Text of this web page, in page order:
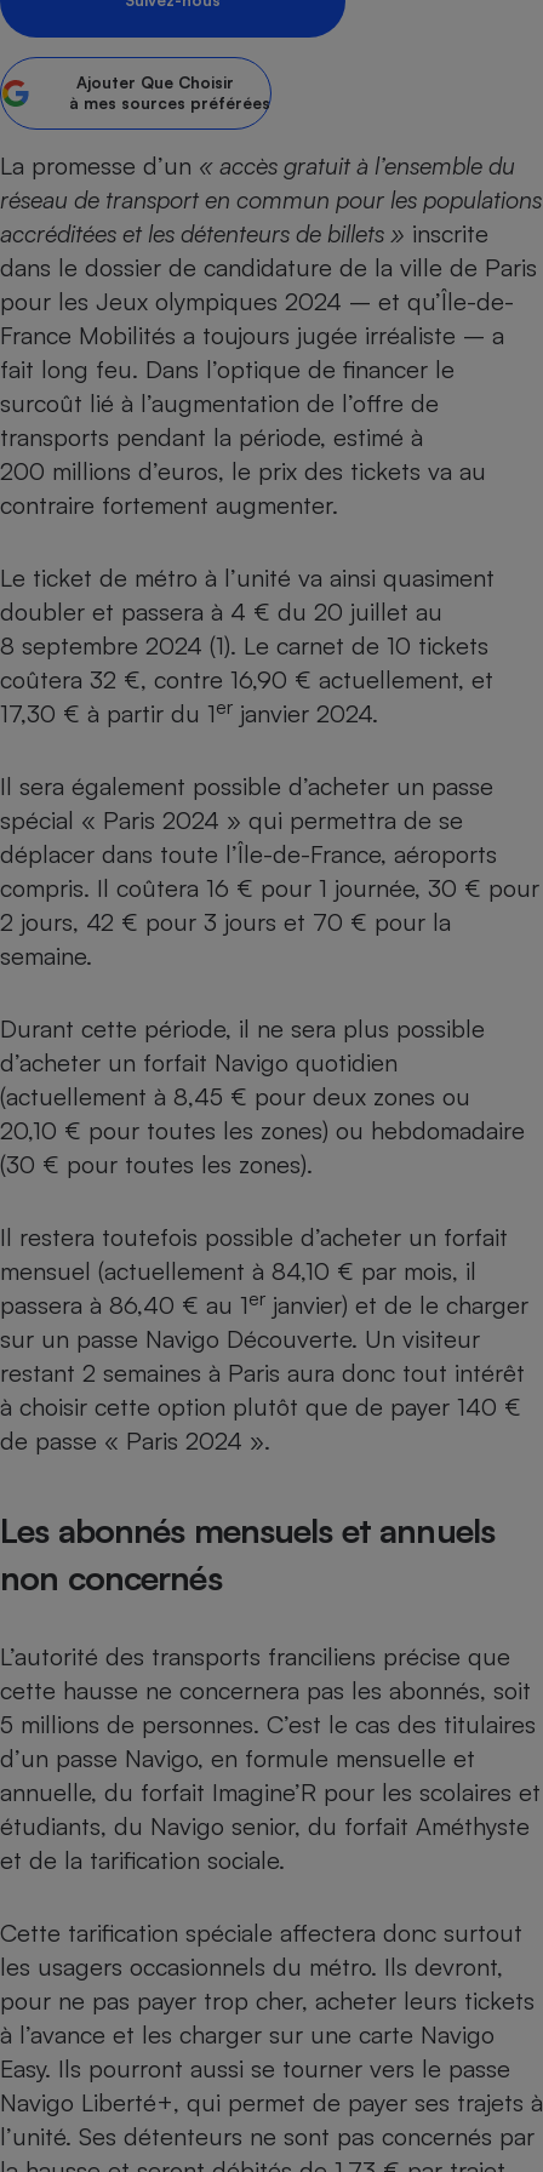
Ajouter Que Choisir
à mes sources préférées
La promesse d’un « accès gratuit à l’ensemble du
réseau de transport en commun pour les populations
accréditées et les détenteurs de billets » inscrite
dans le dossier de candidature de la ville de Paris
pour les Jeux olympiques 2024 – et qu’Île-de-
France Mobilités a toujours jugée irréaliste – a
fait long feu. Dans l’optique de financer le
surcoût lié à l’augmentation de l’offre de
transports pendant la période, estimé à
200 millions d’euros, le prix des tickets va au
contraire fortement augmenter.
Le ticket de métro à l’unité va ainsi quasiment
doubler et passera à 4 € du 20 juillet au
8 septembre 2024 (1). Le carnet de 10 tickets
coûtera 32 €, contre 16,90 € actuellement, et
17,30 € à partir du 1er janvier 2024.
Il sera également possible d’acheter un passe
spécial « Paris 2024 » qui permettra de se
déplacer dans toute l’Île-de-France, aéroports
compris. Il coûtera 16 € pour 1 journée, 30 € pour
2 jours, 42 € pour 3 jours et 70 € pour la
semaine.
Durant cette période, il ne sera plus possible
d’acheter un forfait Navigo quotidien
(actuellement à 8,45 € pour deux zones ou
20,10 € pour toutes les zones) ou hebdomadaire
(30 € pour toutes les zones).
Il restera toutefois possible d’acheter un forfait
mensuel (actuellement à 84,10 € par mois, il
passera à 86,40 € au 1er janvier) et de le charger
sur un passe Navigo Découverte. Un visiteur
restant 2 semaines à Paris aura donc tout intérêt
à choisir cette option plutôt que de payer 140 €
de passe « Paris 2024 ».
Les abonnés mensuels et annuels
non concernés
L’autorité des transports franciliens précise que
cette hausse ne concernera pas les abonnés, soit
5 millions de personnes. C’est le cas des titulaires
d’un passe Navigo, en formule mensuelle et
annuelle, du forfait Imagine’R pour les scolaires et
étudiants, du Navigo senior, du forfait Améthyste
et de la tarification sociale.
Cette tarification spéciale affectera donc surtout
les usagers occasionnels du métro. Ils devront,
pour ne pas payer trop cher, acheter leurs tickets
à l’avance et les charger sur une carte Navigo
Easy. Ils pourront aussi se tourner vers le passe
Navigo Liberté+, qui permet de payer ses trajets à
l’unité. Ses détenteurs ne sont pas concernés par
bouteille
Banque
Petit électroménager -
Plaque de cuisson à
induction
Climatiseur -
Ventilateur
Cafetière à expressos
Robot ménager
Téléviseur
Smartphone
Antivirus
Matelas
Radiateur électrique
Climatiseur -
Antimoustique